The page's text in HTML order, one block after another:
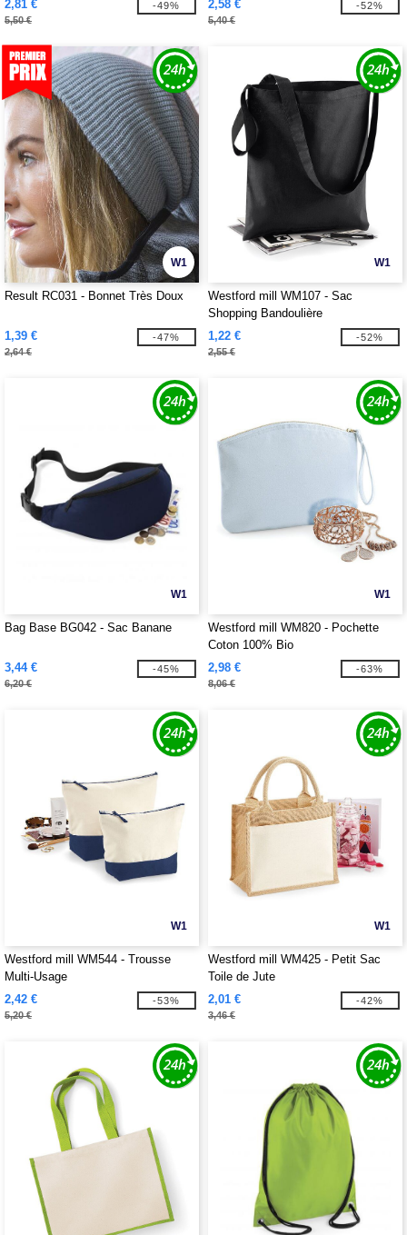
2,81 €
5,50 €
-49% 2,58 €
5,40 €
-52%
W1
Result RC031 - Bonnet Très Doux
1,39 €
2,64 €
-47%
W1
Westford mill WM107 - Sac
Shopping Bandoulière
1,22 €
2,55 €
-52%
W1
Bag Base BG042 - Sac Banane
3,44 €
6,20 €
-45%
W1
Westford mill WM820 - Pochette
Coton 100% Bio
2,98 €
8,06 €
-63%
W1
Westford mill WM544 - Trousse
Multi-Usage
2,42 €
5,20 €
-53%
W1
Westford mill WM425 - Petit Sac
Toile de Jute
2,01 €
3,46 €
-42%